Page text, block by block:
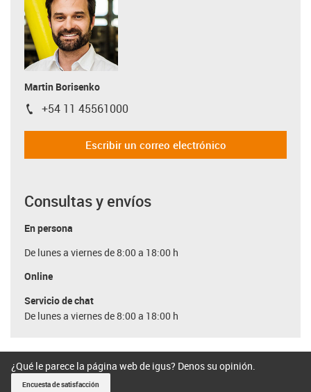
Martin Borisenko
igus-icon-phone
+54 11 45561000
Escribir un correo electrónico
Consultas y envíos
En persona
De lunes a viernes de 8:00 a 18:00 h
Online
Servicio de chat
De lunes a viernes de 8:00 a 18:00 h
¿Qué le parece la página web de igus? Denos su opinión.
Encuesta de satisfacción